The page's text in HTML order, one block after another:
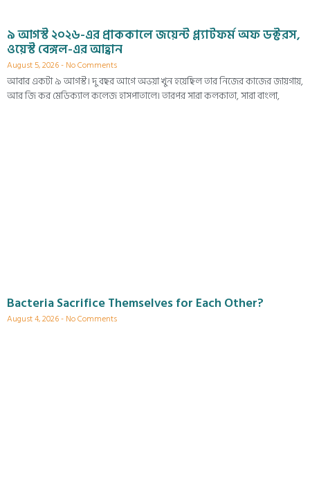
৯ আগস্ট ২০২৬-এর প্রাককালে জয়েন্ট প্ল্যাটফর্ম অফ ডক্টরস,
ওয়েস্ট বেঙ্গল-এর আহ্বান
August 5, 2026 No Comments
আবার একটা ৯ আগস্ট। দু বছর আগে অভয়া খুন হয়েছিল তার নিজের কাজের জায়গায়,
আর জি কর মেডিক্যাল কলেজ হাসপাতালে। তারপর সারা কলকাতা, সারা বাংলা,
Bacteria Sacrifice Themselves for Each Other?
August 4, 2026 No Comments